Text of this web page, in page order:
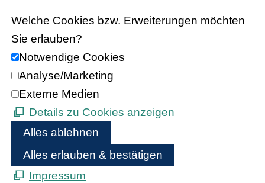
Welche Cookies bzw. Erweiterungen möchten
Sie erlauben?
Notwendige Cookies
Analyse/Marketing
Externe Medien
Details zu Cookies anzeigen
Alles ablehnen
Alles erlauben & bestätigen
Impressum